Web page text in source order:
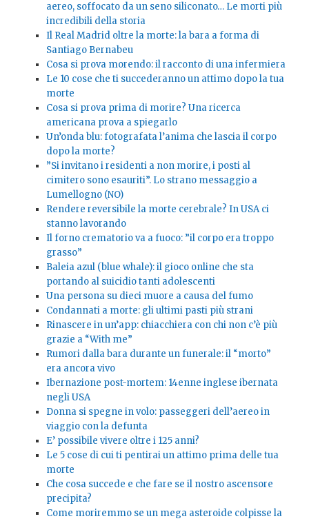
aereo, soffocato da un seno siliconato… Le morti più
incredibili della storia
Il Real Madrid oltre la morte: la bara a forma di
Santiago Bernabeu
Cosa si prova morendo: il racconto di una infermiera
Le 10 cose che ti succederanno un attimo dopo la tua
morte
Cosa si prova prima di morire? Una ricerca
americana prova a spiegarlo
Un’onda blu: fotografata l’anima che lascia il corpo
dopo la morte?
”Si invitano i residenti a non morire, i posti al
cimitero sono esauriti”. Lo strano messaggio a
Lumellogno (NO)
Rendere reversibile la morte cerebrale? In USA ci
stanno lavorando
Il forno crematorio va a fuoco: ”il corpo era troppo
grasso”
Baleia azul (blue whale): il gioco online che sta
portando al suicidio tanti adolescenti
Una persona su dieci muore a causa del fumo
Condannati a morte: gli ultimi pasti più strani
Rinascere in un’app: chiacchiera con chi non c’è più
grazie a “With me”
Rumori dalla bara durante un funerale: il “morto”
era ancora vivo
Ibernazione post-mortem: 14enne inglese ibernata
negli USA
Donna si spegne in volo: passeggeri dell’aereo in
viaggio con la defunta
E’ possibile vivere oltre i 125 anni?
Le 5 cose di cui ti pentirai un attimo prima delle tua
morte
Che cosa succede e che fare se il nostro ascensore
precipita?
Come moriremmo se un mega asteroide colpisse la